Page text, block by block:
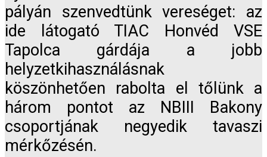
pályán szenvedtünk vereséget: az
ide látogató TIAC Honvéd VSE
Tapolca gárdája a jobb
helyzetkihasználásnak
köszönhetően rabolta el tőlünk a
három pontot az NBIII Bakony
csoportjának negyedik tavaszi
mérkőzésén.